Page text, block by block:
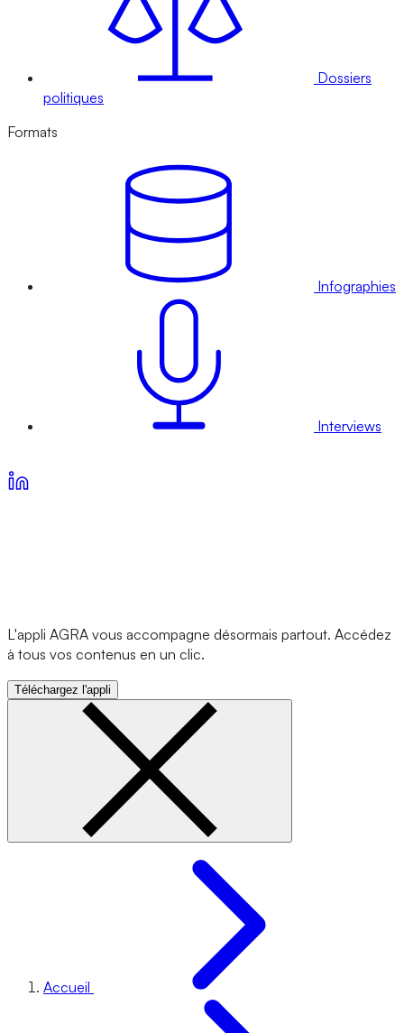
Dossiers
politiques
Formats
Infographies
Interviews
L'appli AGRA vous accompagne désormais partout. Accédez
à tous vos contenus en un clic.
Téléchargez l'appli
Accueil